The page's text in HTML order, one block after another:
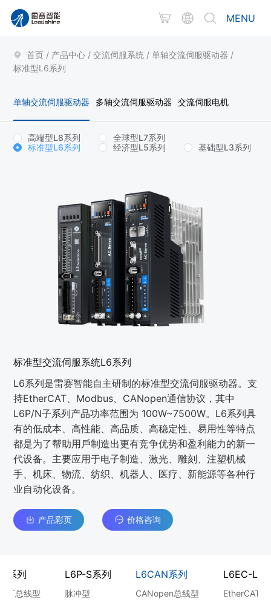
MENU
首页 / 产品中心 / 交流伺服系统 / 单轴交流伺服驱动器 /
标准型L6系列
单轴交流伺服驱动器 多轴交流伺服驱动器 交流伺服电机
高端型L8系列
全球型L7系列
标准型L6系列
经济型L5系列 基础型L3系列
标准型交流伺服系统L6系列
L6系列是雷赛智能⾃主研制的标准型交流伺服驱动器。⽀
持EtherCAT、Modbus、CANopen通信协议，其中
L6P/N子系列产品功率范围为 100W~7500W。L6系列具
有的低成本、⾼性能、⾼品质、⾼稳定性、易⽤性等特点
都是为了帮助⽤⼾制造出更有竞争优势和盈利能⼒的新⼀
代设备。主要应⽤于电⼦制造、激光、雕刻、注塑机械
⼿、机床、物流、纺织、机器⼈、医疗、新能源等各种⾏
业⾃动化设备。
产品彩页 价格咨询
系列
总线型
L6P-S系列
脉冲型
L6CAN系列
CANopen总线型
L6EC-L系
EtherCAT